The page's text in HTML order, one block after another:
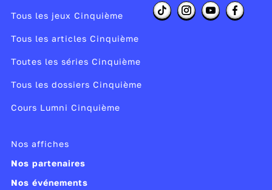
Tous les jeux Cinquième
Tous les articles Cinquième
Toutes les séries Cinquième
Tous les dossiers Cinquième
Cours Lumni Cinquième
Nos affiches
Nos partenaires
Nos événements